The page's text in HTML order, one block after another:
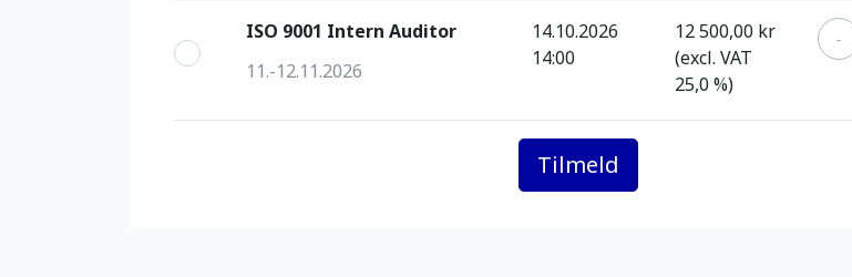
ISO 9001 Intern Auditor
11.-12.11.2026
14.10.2026
14:00
12 500,00 kr
(excl. VAT
25,0 %)
-